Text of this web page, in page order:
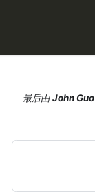
最后由John Guo